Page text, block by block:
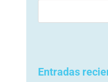
Entradas